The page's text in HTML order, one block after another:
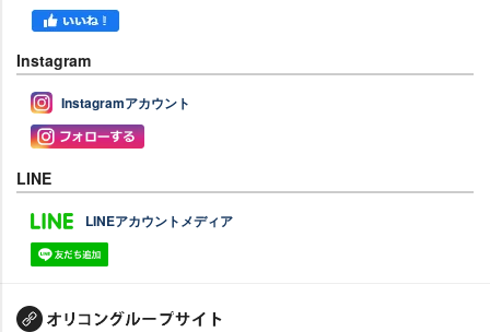
Instagram
Instagramアカウント
LINE
LINEアカウントメディア